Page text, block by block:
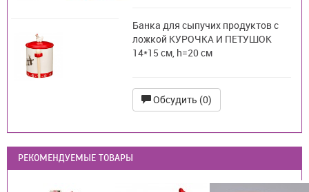
Банка для сыпучих продуктов с
ложкой КУРОЧКА И ПЕТУШОК
14*15 см, h=20 см
Обсудить (0)
РЕКОМЕНДУЕМЫЕ ТОВАРЫ